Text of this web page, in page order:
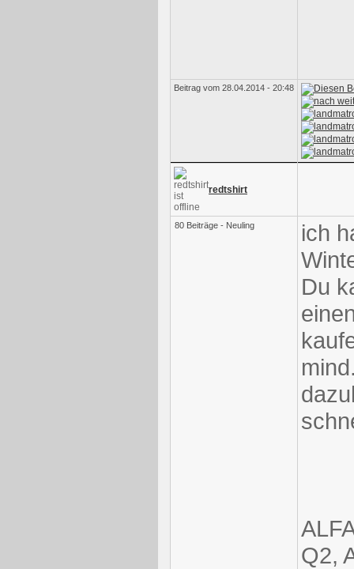
Beitrag vom 28.04.2014 - 20:48
redtshirt
80 Beiträge - Neuling
ich
Du
Q2,